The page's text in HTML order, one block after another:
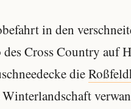
in den
Cross Country auf
die